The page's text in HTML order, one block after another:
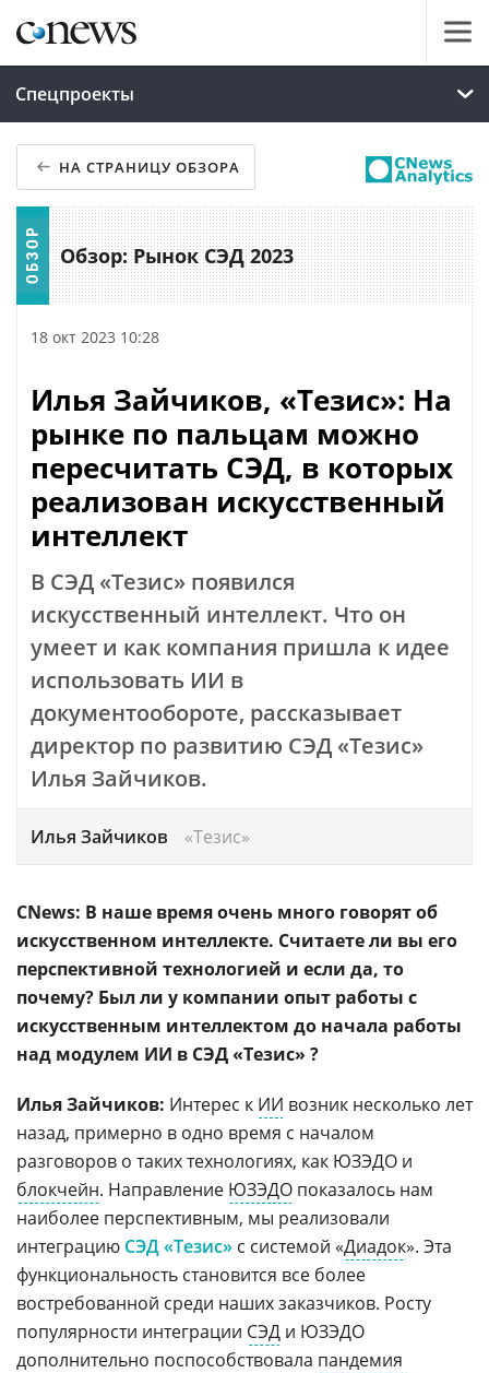
Спецпроекты
НА СТРАНИЦУ ОБЗОРА
Обзор: Рынок СЭД 2023
18 окт 2023 10:28
Илья Зайчиков, «Тезис»: На
рынке по пальцам можно
пересчитать СЭД, в которых
реализован искусственный
интеллект
В СЭД «Тезис» появился
искусственный интеллект. Что он
умеет и как компания пришла к идее
использовать ИИ в
документообороте, рассказывает
директор по развитию СЭД «Тезис»
Илья Зайчиков.
Илья Зайчиков «Тезис»
CNews: В наше время очень много говорят об
искусственном интеллекте. Считаете ли вы его
перспективной технологией и если да, то
почему? Был ли у компании опыт работы с
искусственным интеллектом до начала работы
над модулем ИИ в СЭД «Тезис» ?
Илья Зайчиков: Интерес к ИИ возник несколько лет
назад, примерно в одно время с началом
разговоров о таких технологиях, как ЮЗЭДО и
блокчейн. Направление ЮЗЭДО показалось нам
наиболее перспективным, мы реализовали
интеграцию СЭД «Тезис» с системой «Диадок». Эта
функциональность становится все более
востребованной среди наших заказчиков. Росту
популярности интеграции СЭД и ЮЗЭДО
дополнительно поспособствовала пандемия